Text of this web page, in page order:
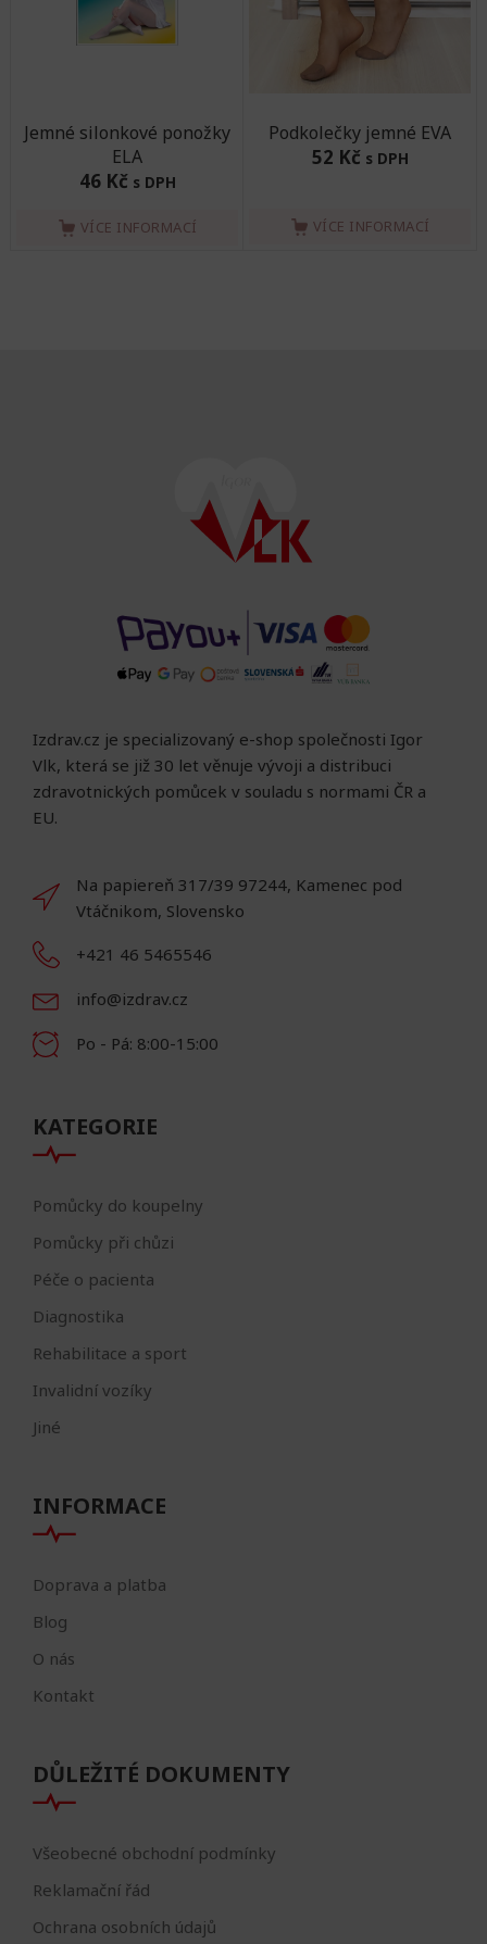
Jemné silonkové ponožky
ELA
46 Kč s DPH
VÍCE INFORMACÍ
Podkolečky jemné EVA
52 Kč s DPH
VÍCE INFORMACÍ
Izdrav.cz je specializovaný e-shop společnosti Igor
Vlk, která se již 30 let věnuje vývoji a distribuci
zdravotnických pomůcek v souladu s normami ČR a
EU.
Na papiereň 317/39 97244, Kamenec pod
Vtáčnikom, Slovensko
+421 46 5465546
info@izdrav.cz
Po - Pá: 8:00-15:00
KATEGORIE
Pomůcky do koupelny
Pomůcky při chůzi
Péče o pacienta
Diagnostika
Rehabilitace a sport
Invalidní vozíky
Jiné
INFORMACE
Doprava a platba
Blog
O nás
Kontakt
DŮLEŽITÉ DOKUMENTY
Všeobecné obchodní podmínky
Reklamační řád
Ochrana osobních údajů